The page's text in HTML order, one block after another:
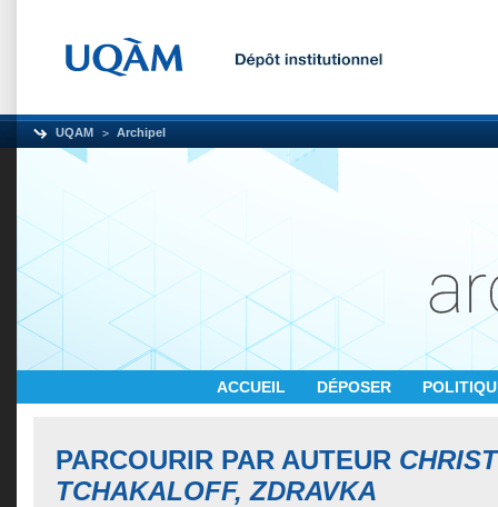
UQAM Archipel
ACCUEIL DÉPOSER
PARCOURIR PAR AUTEUR
TCHAKALOFF, ZDRAVKA